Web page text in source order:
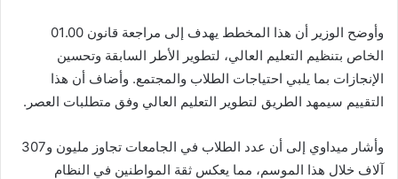
وأوضح الوزير أن هذا المخطط يهدف إلى مراجعة قانون 01.00
الخاص بتنظيم التعليم العالي، لتطوير الأطر السابقة وتحسين
الإنجازات بما يلبي احتياجات الطلاب والمجتمع. وأضاف أن هذا
التقييم سيمهد الطريق لتطوير التعليم العالي وفق متطلبات العصر.
وأشار ميداوي إلى أن عدد الطلاب في الجامعات تجاوز مليون و307
آلاف خلال هذا الموسم، مما يعكس ثقة المواطنين في النظام